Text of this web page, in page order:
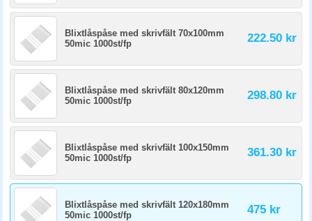
Blixtlåspåse med skrivfält 70x100mm
50mic 1000st/fp
222.50 kr
Blixtlåspåse med skrivfält 80x120mm
50mic 1000st/fp
298.80 kr
Blixtlåspåse med skrivfält 100x150mm
50mic 1000st/fp
361.30 kr
Blixtlåspåse med skrivfält 120x180mm
50mic 1000st/fp
475 kr